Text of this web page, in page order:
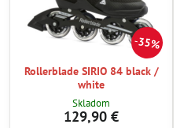
35%
Rollerblade SIRIO 84 black /
white
Skladom
129,90 €